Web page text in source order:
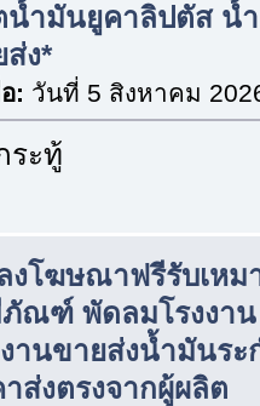
น้ำมันยูคาลิปตัส น้
ง*
: วันที่ 5 สิงหาคม
ระทู้
งโฆษณาฟรีรับเหม
ภัณฑ์ พัดลมโรงงาน
งานขายส่งน้ำมันร
ส่งตรงจากผู้ผลิต